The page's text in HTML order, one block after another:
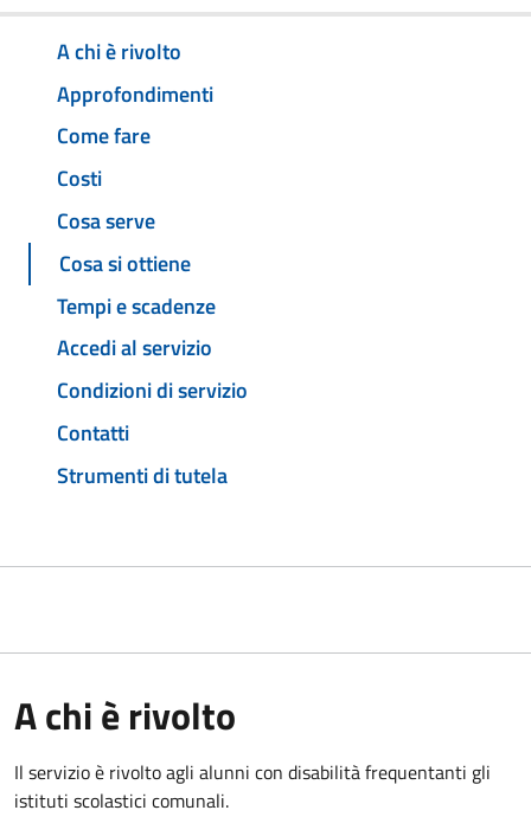
A chi è rivolto
Approfondimenti
Come fare
Costi
Cosa serve
Cosa si ottiene
Tempi e scadenze
Accedi al servizio
Condizioni di servizio
Contatti
Strumenti di tutela
A chi è rivolto
Il servizio è rivolto agli alunni con disabilità frequentanti gli
istituti scolastici comunali.